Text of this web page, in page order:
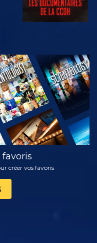
DÉCOUVRIR
LES SÉRIES
créer vos favoris